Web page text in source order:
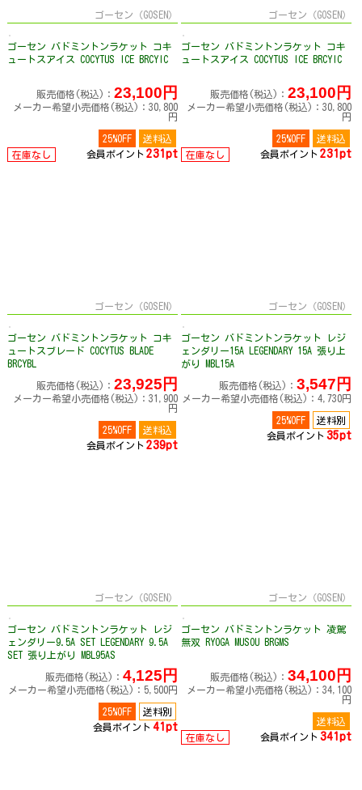
ゴーセン（GOSEN）
ゴーセン バドミントンラケット コキ
ュートスアイス COCYTUS ICE BRCYIC
販売価格(税込)： 23,100円
メーカー希望小売価格(税込)：30,800
円
25%OFF
送料込
在庫なし
会員ポイント 231pt
ゴーセン（GOSEN）
ゴーセン バドミントンラケット コキ
ュートスアイス COCYTUS ICE BRCYIC
販売価格(税込)： 23,100円
メーカー希望小売価格(税込)：30,800
円
25%OFF
送料込
在庫なし
会員ポイント 231pt
ゴーセン（GOSEN）
ゴーセン バドミントンラケット コキ
ュートスブレード COCYTUS BLADE
BRCYBL
販売価格(税込)： 23,925円
メーカー希望小売価格(税込)：31,900
円
25%OFF
送料込
会員ポイント 239pt
ゴーセン（GOSEN）
ゴーセン バドミントンラケット レジ
ェンダリー15A LEGENDARY 15A 張り上
がり MBL15A
販売価格(税込)： 3,547円
メーカー希望小売価格(税込)：4,730円
25%OFF
送料別
会員ポイント 35pt
ゴーセン（GOSEN）
ゴーセン バドミントンラケット レジ
ェンダリー9.5A SET LEGENDARY 9.5A
SET 張り上がり MBL95AS
販売価格(税込)： 4,125円
メーカー希望小売価格(税込)：5,500円
25%OFF
送料別
会員ポイント 41pt
ゴーセン（GOSEN）
ゴーセン バドミントンラケット 凌駕
無双 RYOGA MUSOU BRGMS
販売価格(税込)： 34,100円
メーカー希望小売価格(税込)：34,100
円
送料込
在庫なし
会員ポイント 341pt